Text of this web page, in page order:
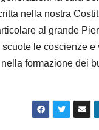
nella nostra
al grande
le coscienze e
formazione dei